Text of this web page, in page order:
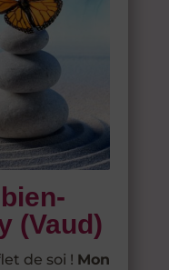
(Vaud)
de soi ! Mon